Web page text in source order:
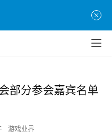
部分参会嘉宾名单
游戏业界